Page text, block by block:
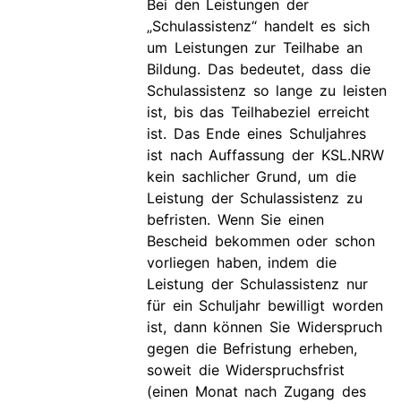
Bei den Leistungen der
„Schulassistenz“ handelt es sich
um Leistungen zur Teilhabe an
Bildung. Das bedeutet, dass die
Schulassistenz so lange zu leisten
ist, bis das Teilhabeziel erreicht
ist. Das Ende eines Schuljahres
ist nach Auffassung der KSL.NRW
kein sachlicher Grund, um die
Leistung der Schulassistenz zu
befristen. Wenn Sie einen
Bescheid bekommen oder schon
vorliegen haben, indem die
Leistung der Schulassistenz nur
für ein Schuljahr bewilligt worden
ist, dann können Sie Widerspruch
gegen die Befristung erheben,
soweit die Widerspruchsfrist
(einen Monat nach Zugang des